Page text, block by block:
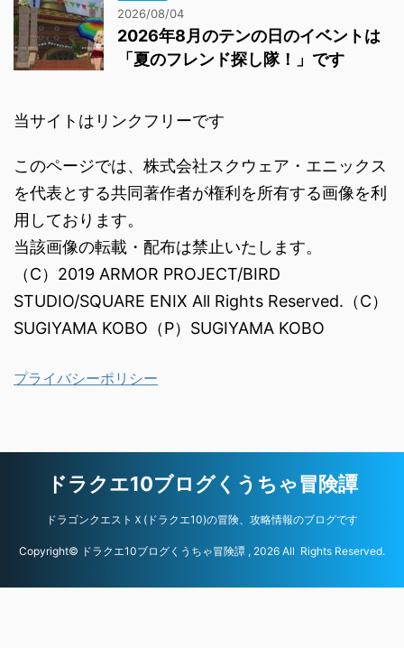
2026/08/04
2026年8月のテンの日のイベントは
「夏のフレンド探し隊！」です
当サイトはリンクフリーです
このページでは、株式会社スクウェア・エニックス
を代表とする共同著作者が権利を所有する画像を利
用しております。
当該画像の転載・配布は禁止いたします。
（C）2019 ARMOR PROJECT/BIRD
STUDIO/SQUARE ENIX All Rights Reserved.（C）
SUGIYAMA KOBO（P）SUGIYAMA KOBO
プライバシーポリシー
ドラクエ10ブログくうちゃ冒険譚
ドラゴンクエストＸ(ドラクエ10)の冒険、攻略情報のブログです
Copyright© ドラクエ10ブログくうちゃ冒険譚 , 2026 All Rights Reserved.